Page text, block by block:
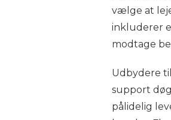
vælge at
inkluderer
modtage
Udbydere
support
pålidelig